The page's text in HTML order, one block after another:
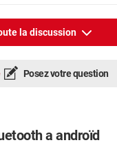
la discussion
Posez votre question
a androïd